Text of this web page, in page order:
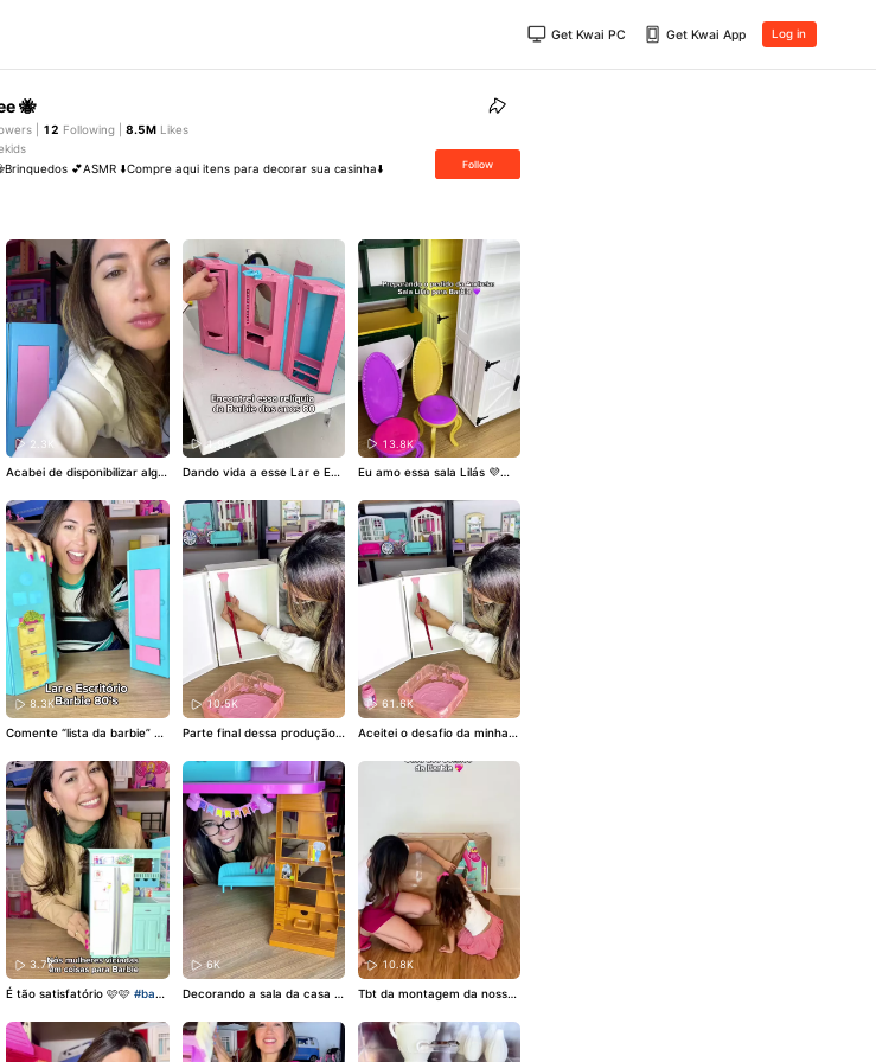
Get Kwai PC Get Kwai App Log in
🐝
| 12 Following |8.5M Likes
💕ASMR ⬇️Compre aqui itens para decorar sua casinha⬇️
Follow
2.3K
Acabei de disponibilizar algu
o Retrô na minha lojinha 🩷
Acesse o link da Bio 😍😍#b
arbie #restauracao #nostalg
ia #infância
1.9K
Dando vida a esse Lar e Esc
quer o PDF desses adesivos
para reformar o seu coment
e “PDF adesivos”#barbie #n
ostalgia #reliquia #restaurac
13.8K
Eu amo essa sala Lilás 💜💜
āo #fofura
8.3K
Comente “lista da barbie” pa
sta de vários brinquedos ant
igos da Barbie em ótimo est
ado a venda!#barbie #reliqu
ias #restauracao #nostalgia
10.5K
Parte final dessa produção f
61.6K
Aceitei o desafio da minha s
arzinho 🩷#miniaturas
3.7K
É tão satisfatório 🩷🩷#barb
sinhas
6K
Decorando a sala da casa M
está disponível na Bio 💖💖#
barbie #miniaturas #casade
boneca
10.8K
Tbt da montagem da nossa
diversāo #asmr #dreamhous
e